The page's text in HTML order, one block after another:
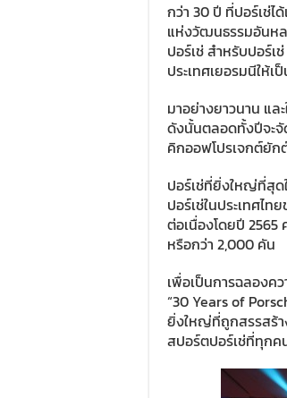
กว่า 30 ปี ที่ปอร์เช่ไ
แห่งวัฒนธรรมอันห
ปอร์เช่ สำหรับปอร์เ
ประเทศเยอรมนีให้
มาอย่างยาวนาน แล
ดังนั้นตลอดทั้งปีจะจั
คิกออฟโปรเจกต์ยั
ปอร์เช่ที่ยิ่งใหญ่ที่สุด
ปอร์เช่ในประเทศไท
ต่อเนื่องโดยปี
หรือกว่า 2,000 คัน
เพื่อเป็นการฉลองค
“30 Years of
ยิ่งใหญ่ที่ถูกสรรสร้า
สปอร์ตปอร์เช่ที่ทุกค